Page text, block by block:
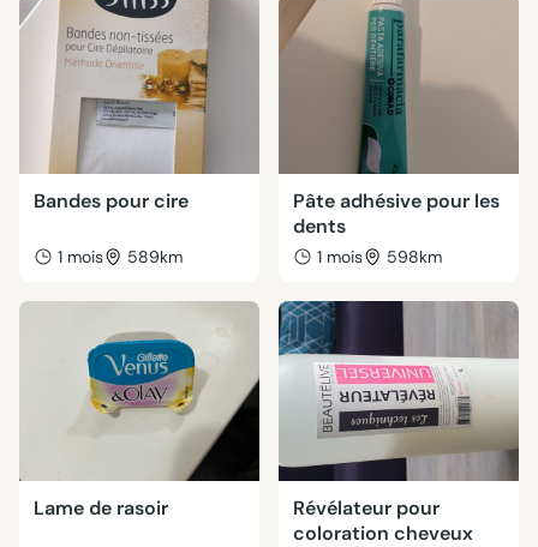
Bandes pour cire
1 mois 589km
Pâte adhésive pour les
dents
1 mois 598km
Lame de rasoir
Révélateur pour
coloration cheveux